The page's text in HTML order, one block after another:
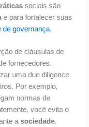
sociais são
e para fortalecer suas
de governança.
de cláusulas de
fornecedores.
uma due diligence
Por exemplo,
normas de
você evita o
asociedade.